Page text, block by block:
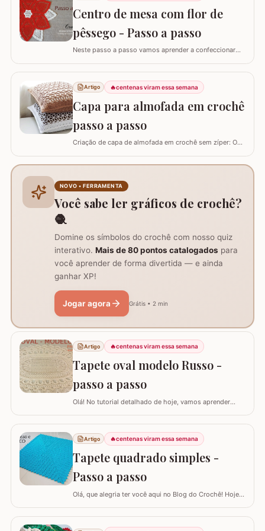
decoração de móveis ou até mesmo como aplicação
em…
Centro de mesa com flor de
pêssego - Passo a passo
Neste passo a passo vamos aprender a confeccionar
utilizar esta flor sem relevo para que não atrapalhe se
precisar colocar algo em cima. Para este trabalho
utilizei os fios Duna da Círculo S.A. Você pode utilizar os
fios Barroco maxcolor, Barroco…
Artigo 🔥centenas viram essa semana
Capa para almofada em crochê
passo a passo
Criação de capa de almofada em crochê sem zíper: O
prática para lavar e versátil, usando crochê com fio de
Materiais necessários para o projeto: São
imprescindíveis fio de algodão nº6, agulha de…
NOVO • FERRAMENTA
Você sabe ler gráficos de crochê?
🧶
Domine os símbolos do crochê com nosso quiz
interativo. Mais de 80 pontos catalogados para
você aprender de forma divertida — e ainda
ganhar XP!
Jogar agora Grátis • 2 min
Artigo 🔥centenas viram essa semana
Tapete oval modelo Russo -
passo a passo
Olá! No tutorial detalhado de hoje, vamos aprender
RUSSO. Recentemente, postamos aqui no blog a versão
redonda deste modelo, e você pode conferir clicando
AQUI. Este é um trabalho clássico que combina com
vários ambientes e é uma excelente…
Artigo 🔥centenas viram essa semana
Tapete quadrado simples -
Passo a passo
Olá, que alegria ter você aqui no Blog do Crochê! Hoje
juntos o TAPETE QUADRADO SIMPLES. Este é um
modelo clássico, super fácil de executar e muito